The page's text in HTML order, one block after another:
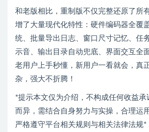
和老版相比，重制版不仅完整还原了所
增了大量现代化特性：硬件编码器全覆
统、批量导出日志、窗口尺寸记忆、任
示音、输出目录自动兜底、界面交互全
老用户上手秒懂，新用户一看就会，真
杂，强大不折腾​！
*提示本文仅为介绍，不构成任何收益承
而异，需结合自身努力与实操，合理运
严格遵守平台相关规则与相关法律法规*